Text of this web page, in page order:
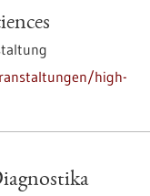
high-